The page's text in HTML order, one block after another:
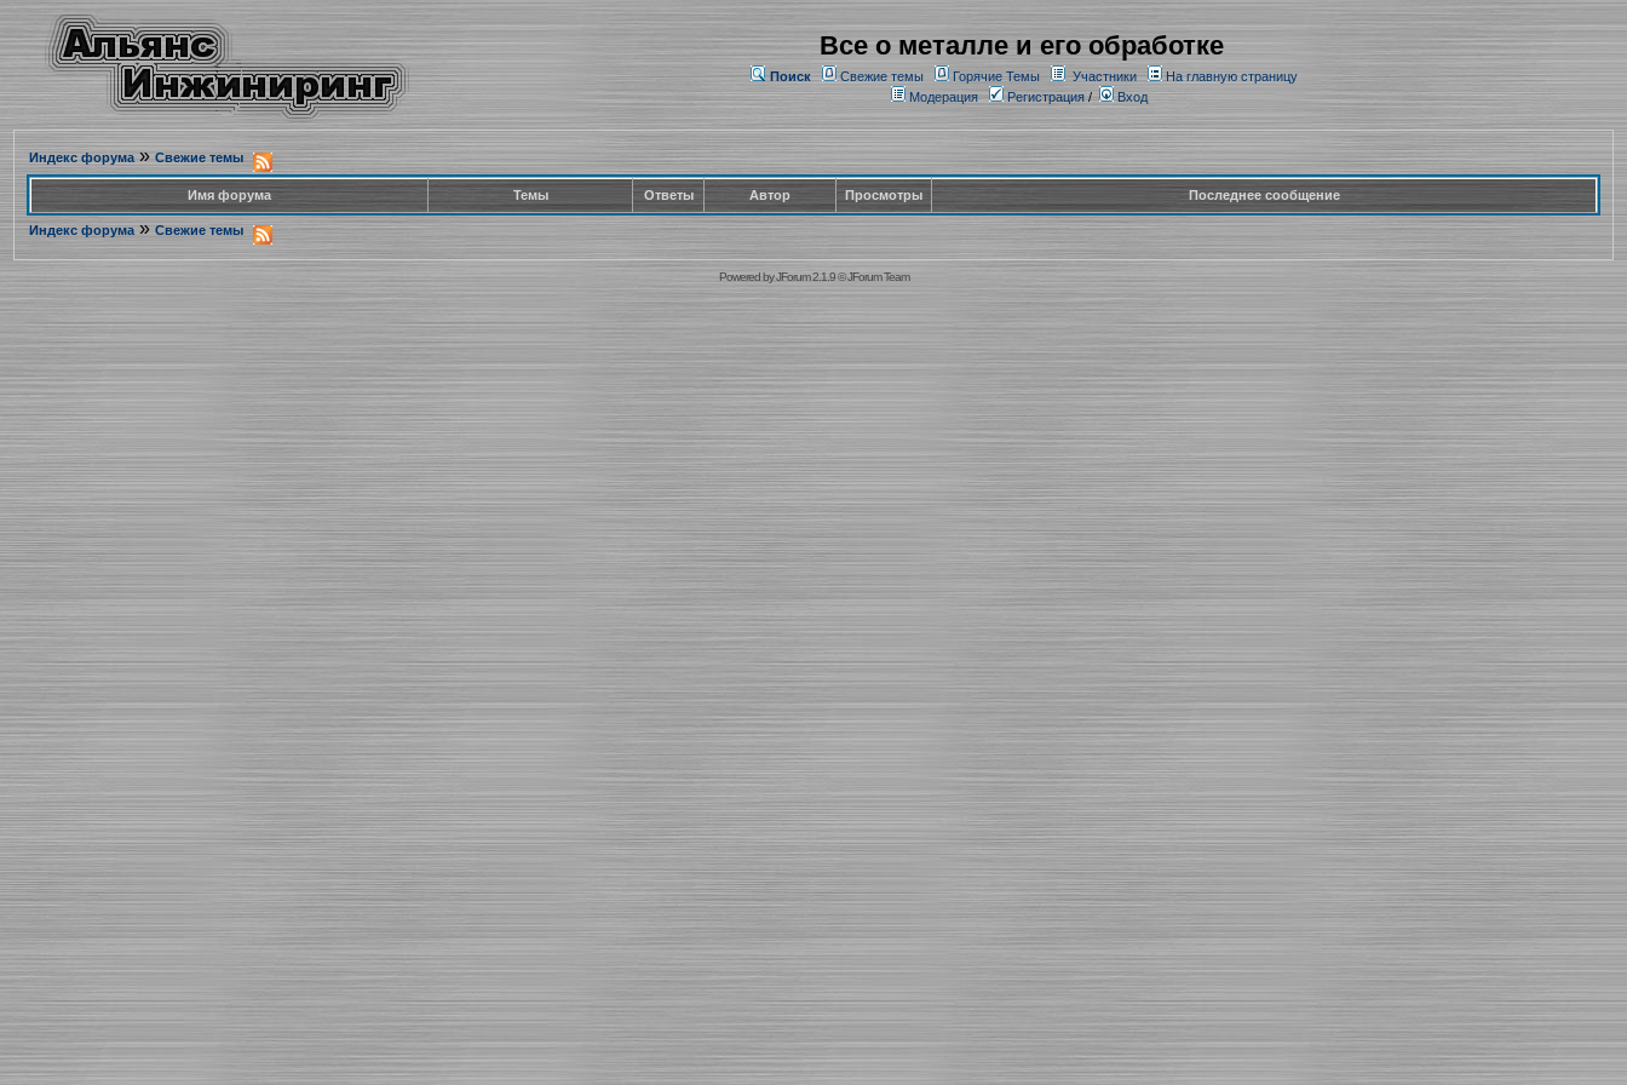
Все о металле и его обработке
Поиск Свежие темы Горячие Темы Участники
На главную страницу
Модерация
Регистрация/ Вход
Индекс форума» Свежие темы
Имя форума Темы Ответы Автор Просмотры Последнее сообщение
Индекс форума » Свежие темы
Powered byJForum 2.1.9©JForum Team